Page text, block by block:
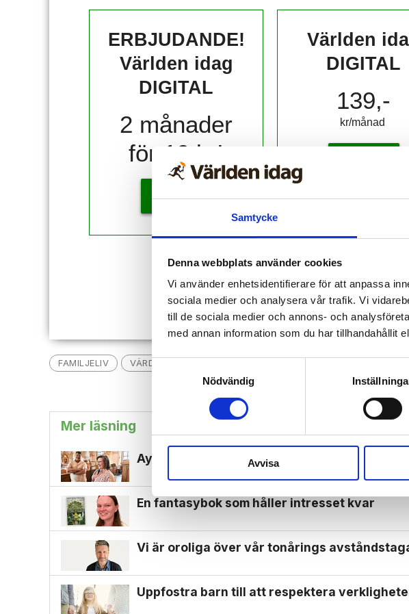
Samtycke
Denna webbplats använder cookies
Vi använder enhetsidentifierare för att anpassa
sociala medier och analysera vår trafik. Vi
till de sociala medier och annons- och
med annan information som du har tillhandahållit
Samtyckesval
Nödvändig
Avvisa
ERBJUDANDE!
Världen idag
DIGITAL
2 månader
för 10 kr!
KÖP
Världen
DIGITAL
139,-
kr/månad ​​​​​​
Redan prenumerant?
Mina Sidor
FAMILJELIV VÄRDERINGAR
Mer läsning
Ayoubs ser sig som ett osannolikt par: ”Gud
En fantasybok som håller intresset kvar
Vi är oroliga över vår tonårings
Uppfostra barn till att respektera